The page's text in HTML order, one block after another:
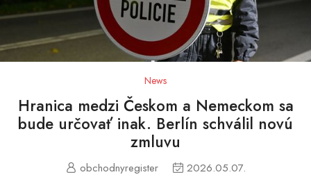
News
Hranica medzi Českom a Nemeckom sa
bude určovať inak. Berlín schválil novú
zmluvu
obchodnyregister 2026.05.07.